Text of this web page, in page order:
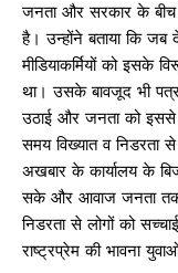
जनता और सरकार के बीच
है। उन्होंने बताया कि
मीडियाकर्मियों को इसके
था। उसके बावजूद भी
उठाई और जनता को
समय विख्यात व निडरता
अखबार के कार्यालय के
सके और आवाज जनता तक
निडरता से लोगों को
राष्ट्रप्रेम की भावना